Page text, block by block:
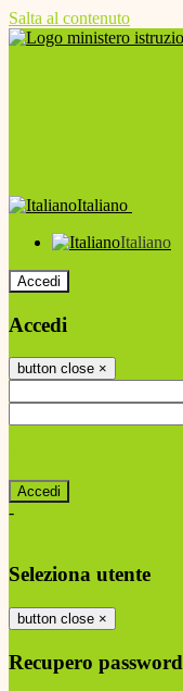
Salta al contenuto
Italiano
Italiano
Accedi
Accedi
button close ×
-
Seleziona utente
button close ×
Recupero password